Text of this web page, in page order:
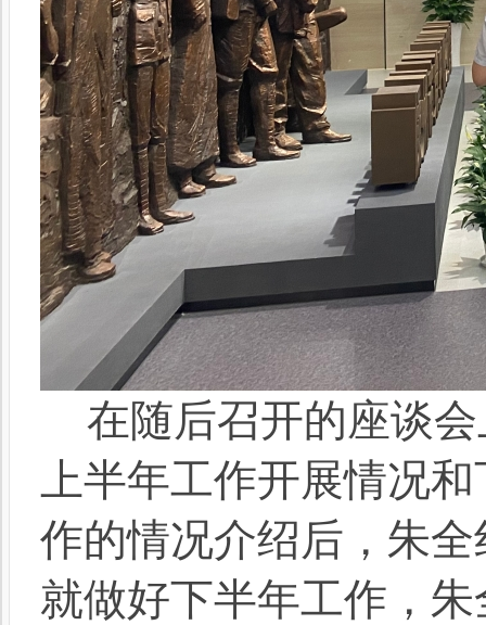
在随后召开的座谈
上半年工作开展情况
作的情况介绍后，朱
就做好下半年工作，